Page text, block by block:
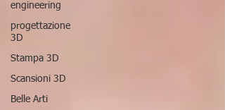
engineering
progettazione
3D
Stampa 3D
Scansioni 3D
Belle Arti